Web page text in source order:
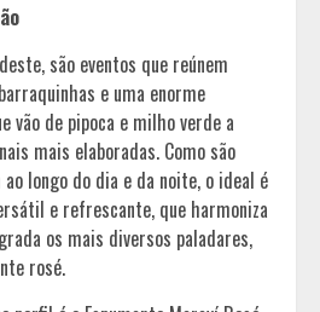
são eventos que reúnem
e uma enorme
vão de pipoca e milho verde a
mais elaboradas. Como são
longo do dia e da noite, o ideal é
e refrescante, que harmoniza
os mais diversos paladares,
rosé.